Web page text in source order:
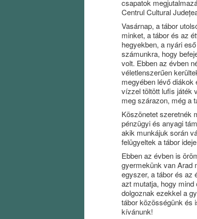
csapatok
Centrul Cultural
Vasárnap, a tábor
minket, a tábor és az
hegyekben, a nyári
számunkra, hogy
volt. Ebben az évben
véletlenszerűen
megyében lévő
vízzel töltött lufis játék
meg szárazon, még a
Köszönetet szeretnék
pénzügyi és anyagi
akik munkájuk során
felügyeltek a tábor
Ebben az évben is
gyermekünk van Arad
egyszer, a tábor és az
azt mutatja, hogy
dolgoznak ezekkel a
tábor közösségünk és
kívánunk!